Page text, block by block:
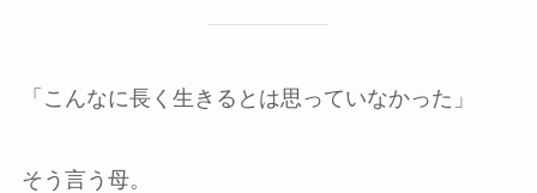
「こんなに長く生きるとは思っていなかった」
そう言う母。